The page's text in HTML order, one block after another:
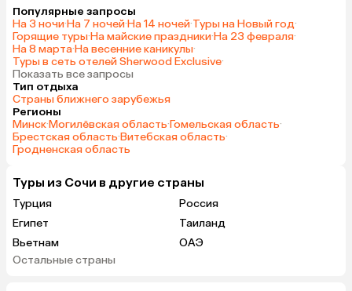
Популярные запросы
На 3 ночи·На 7 ночей·На 14 ночей·Туры на Новый год·
Горящие туры·На майские праздники·На 23 февраля·
На 8 марта·На весенние каникулы·
Туры в сеть отелей Sherwood Exclusive·
Показать все запросы
Тип отдыха
Страны ближнего зарубежья
Регионы
Минск·Могилёвская область·Гомельская область·
Брестская область·Витебская область·
Гродненская область
Туры из Сочи в другие страны
Турция
Россия
Египет
Таиланд
Вьетнам
ОАЭ
Беларусь
Остальные страны